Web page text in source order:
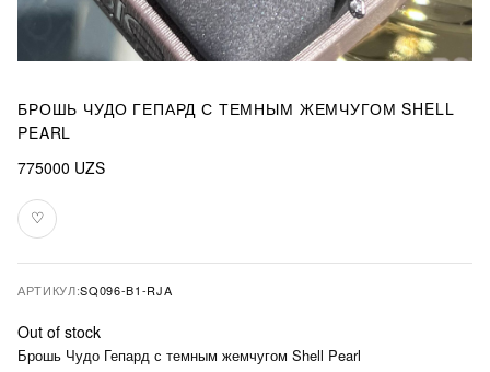
БРОШЬ ЧУДО ГЕПАРД С ТЕМНЫМ ЖЕМЧУГОМ SHELL
PEARL
775000 UZS
♡
В
избранное
АРТИКУЛ:SQ096-B1-RJA
Out of stock
Брошь Чудо Гепард с темным жемчугом Shell Pearl